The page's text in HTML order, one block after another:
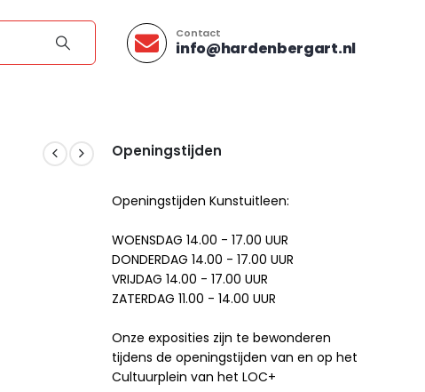
Contact
info@hardenbergart.nl
Openingstijden
Openingstijden Kunstuitleen:
WOENSDAG 14.00 - 17.00 UUR
DONDERDAG 14.00 - 17.00 UUR
VRIJDAG 14.00 - 17.00 UUR
ZATERDAG 11.00 - 14.00 UUR
Onze exposities zijn te bewonderen
tijdens de openingstijden van en op het
Cultuurplein van het LOC+